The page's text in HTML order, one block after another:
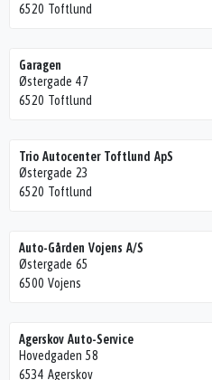
6520 Toftlund
Garagen
Østergade 47
6520 Toftlund
Trio Autocenter Toftlund ApS
Østergade 23
6520 Toftlund
Auto-Gården Vojens A/S
Østergade 65
6500 Vojens
Agerskov Auto-Service
Hovedgaden 58
6534 Agerskov